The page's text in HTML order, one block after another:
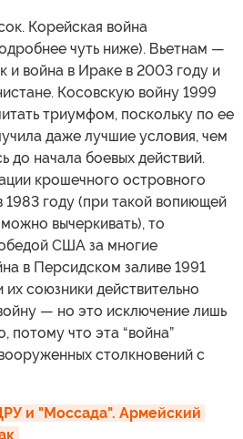
Корейская война
чуть ниже). Вьетнам —
и война в Ираке в 2003 году и
Косовскую войну 1999
триумфом, поскольку по ее
даже лучшие условия, чем
до начала боевых действий.
крошечного островного
1983 году (при такой вопиющей
вычеркивать), то
США за многие
в Персидском заливе 1991
союзники действительно
— но это исключение лишь
потому что эта “война”
столкновений с
и "Моссада". Армейский